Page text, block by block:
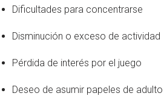
Dificultades para concentrarse
Disminución o exceso de actividad
Pérdida de interés por el juego
Deseo de asumir papeles de adulto